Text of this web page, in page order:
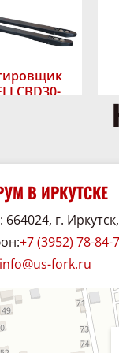
CBD30-
3000
HELI
цену
кг:
В ИРКУТСКЕ
664024, г.
+7 (3952) 78-84-
info@us-fork.ru
и спецавтомобили в